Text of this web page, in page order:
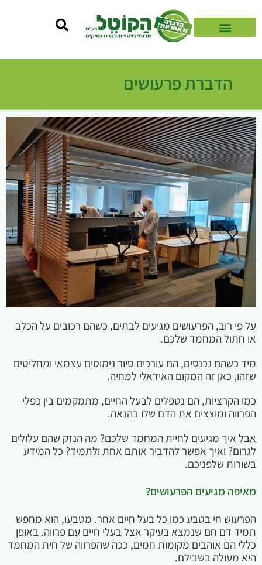
הדברת פרעושים
על פי רוב, הפרעושים מגיעים לבתים, כשהם רכובים על הכלב
או חתול המחמד שלכם.
מיד כשהם נכנסים, הם עורכים סיור נימוסים עצמאי ומחליטים
שזהו, כאן זה המקום האידאלי למחיה.
כמו הקרציות, הם נטפלים לבעל החיים, מתמקמים בין כפלי
הפרווה ומוצצים את הדם שלו בהנאה.
אבל איך מגיעים לחיית המחמד שלכם? מה הנזק שהם עלולים
לגרום? ואיך אפשר להדביר אותם אחת ולתמיד? כל המידע
בשורות שלפניכם.
מאיפה מגיעים הפרעושים?
הפרעוש חי בטבע כמו כל בעל חיים אחר. מטבעו, הוא מחפש
תמיד דם חם שנמצא בעיקר אצל בעלי חיים עם פרווה. באופן
כללי הם אוהבים מקומות חמים, ככה שהפרווה של חית המחמד
היא מעולה בשבילם.